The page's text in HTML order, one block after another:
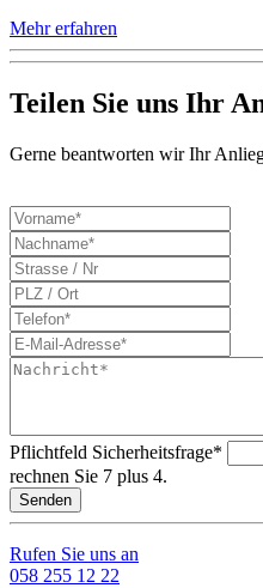
Mehr erfahren
Teilen Sie uns Ihr
Gerne beantworten wir Ihr
Pflichtfeld Sicherheitsfrage*
rechnen Sie 7 plus 4.
Senden
Rufen Sie uns an
058 255 12 22